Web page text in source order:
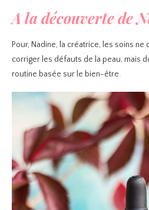
A la découverte de
Pour, Nadine, la créatrice, les soins
corriger les défauts de la peau, mais
routine basée sur le bien-être.